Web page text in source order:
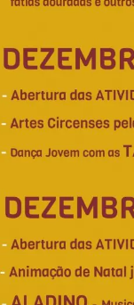
Termo de Pesquisa
Categorias gerais
Filtros